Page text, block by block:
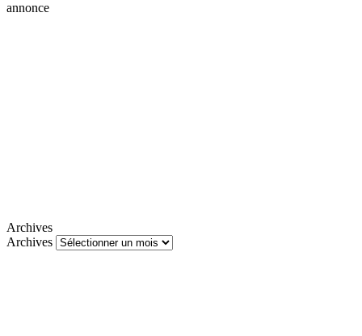
annonce
Archives
Archives